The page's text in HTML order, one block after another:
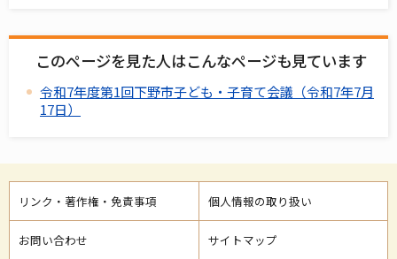
このページを見た人はこんなページも見ています
令和7年度第1回下野市子ども・子育て会議（令和7年7月
17日）
リンク・著作権・免責事項 個人情報の取り扱い
お問い合わせ サイトマップ